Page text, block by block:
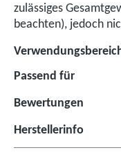
zulässiges
beachten), jedoch
Passend für
Bewertungen
Herstellerinfo